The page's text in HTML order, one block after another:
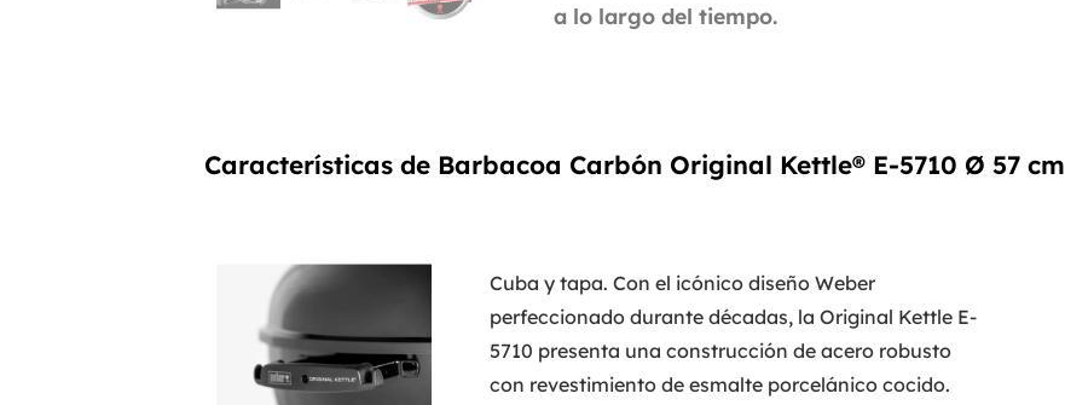
a lo largo del tiempo.
Características de Barbacoa Carbón Original Kettle® E-5710 Ø 57 cm
Cuba y tapa. Con el icónico diseño Weber
perfeccionado durante décadas, la Original Kettle E-
5710 presenta una construcción de acero robusto
con revestimiento de esmalte porcelánico cocido.